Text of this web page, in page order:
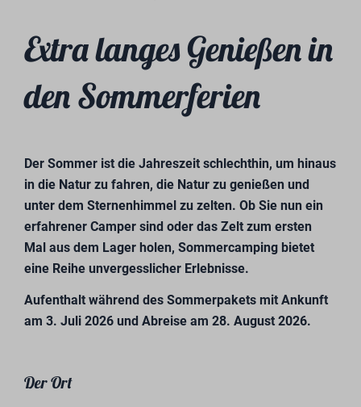
Extra langes Genießen in
den Sommerferien
Der Sommer ist die Jahreszeit schlechthin, um hinaus
in die Natur zu fahren, die Natur zu genießen und
unter dem Sternenhimmel zu zelten. Ob Sie nun ein
erfahrener Camper sind oder das Zelt zum ersten
Mal aus dem Lager holen, Sommercamping bietet
eine Reihe unvergesslicher Erlebnisse.
Aufenthalt während des Sommerpakets mit Ankunft
am 3. Juli 2026 und Abreise am 28. August 2026.
Der Ort